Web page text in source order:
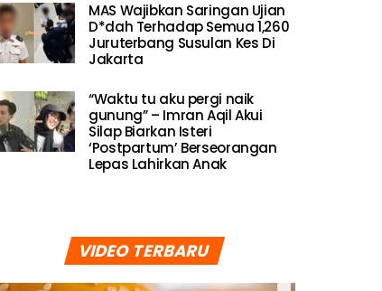
MAS Wajibkan Saringan Ujian
D*dah Terhadap Semua 1,260
Juruterbang Susulan Kes Di
Jakarta
“Waktu tu aku pergi naik
gunung” – Imran Aqil Akui
Silap Biarkan Isteri
‘Postpartum’ Berseorangan
Lepas Lahirkan Anak
VIDEO TERBARU